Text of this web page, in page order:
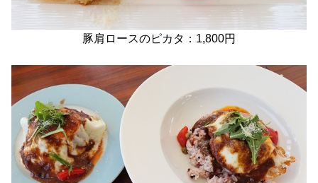
豚肩ロースのピカタ：1,800円